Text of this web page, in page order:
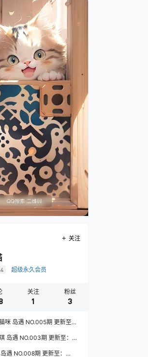
关注
超级永久会员
关注
1
粉丝
3
咪 岛遇 NO.005期 更新至：
岛遇 NO.003期 更新至：
遇 NO.008期 更新至：